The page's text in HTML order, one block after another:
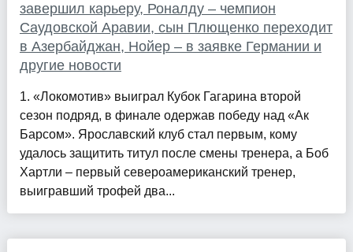
завершил карьеру, Роналду – чемпион
Саудовской Аравии, сын Плющенко переходит
в Азербайджан, Нойер – в заявке Германии и
другие новости
1. «Локомотив» выиграл Кубок Гагарина второй
сезон подряд, в финале одержав победу над «Ак
Барсом». Ярославский клуб стал первым, кому
удалось защитить титул после смены тренера, а Боб
Хартли – первый североамериканский тренер,
выигравший трофей два...